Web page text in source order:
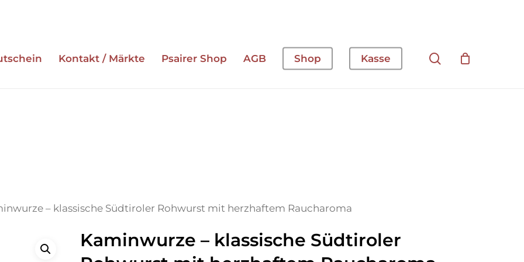
zum Schließen
Kontakt / Märkte Psairer Shop AGB Shop Kasse Suche
– klassische Südtiroler Rohwurst mit herzhaftem Raucharoma
Kaminwurze – klassische Südtiroler